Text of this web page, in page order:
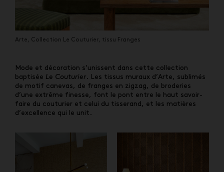
Arte, Collection Le Couturier, tissu Franges
Mode et décoration s’unissent dans cette collection
baptisée Le Couturier. Les tissus muraux d’Arte, sublimés
de motif canevas, de franges en zigzag, de broderies
d’une extrême finesse, font le pont entre le haut savoir-
faire du couturier et celui du tisserand, et les matières
d’excellence qui le unit.